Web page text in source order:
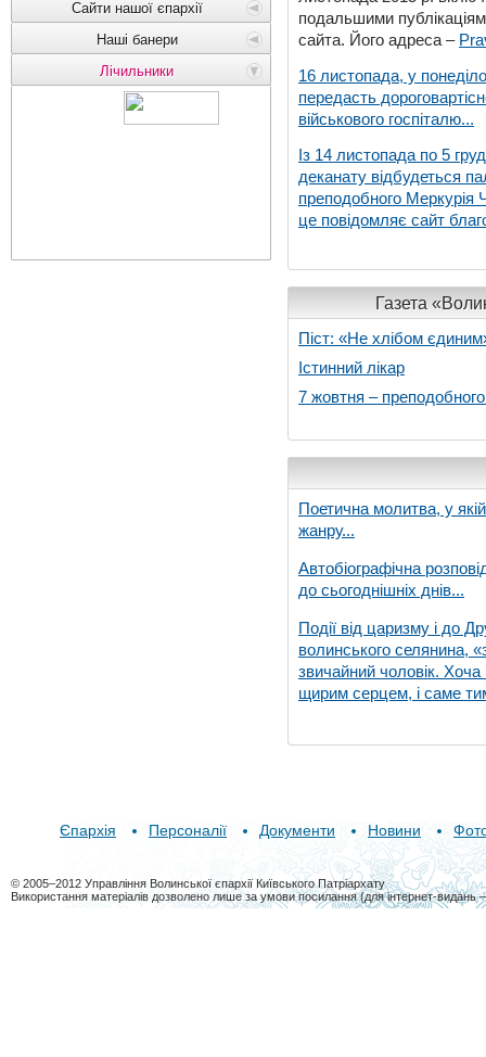
Сайти нашої єпархії
Наші банери
Лічильники
подальшими
сайта. Його адреса –
16 листопада, у
передасть
військового госпіталю...
Із 14 листопада по 5
деканату відбудеться
преподобного Меркурія
це повідомляє сайт
Газета
Піст: «Не хлібом
Істинний лікар
7 жовтня –
Поетична молитва, у
жанру...
Автобіографічна
до сьогоднішніх днів...
Події від царизму і до
волинського селянина,
звичайний чоловік. Хоча
щирим серцем, і саме
Єпархія Персоналії Документи Новини
© 2005–2012 Управління Волинської єпархії Київського Патріархату
Використання матеріалів дозволено лише за умови посилання (для інтернет-видань